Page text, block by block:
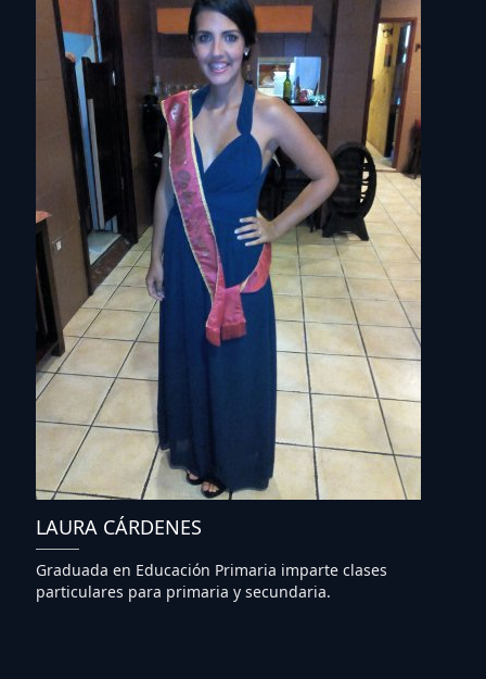
LAURA CÁRDENES
Graduada en Educación Primaria imparte clases
particulares para primaria y secundaria.